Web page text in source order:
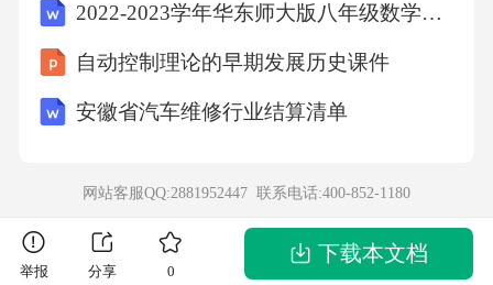
2022-2023学年华东师大版八年级数学上册《第13章全等三角形》解答专项练习题(附答案)
自动控制理论的早期发展历史课件
安徽省汽车维修行业结算清单
网站客服QQ:2881952447 联系电话:400-852-1180
举报 分享 0
下载本文档